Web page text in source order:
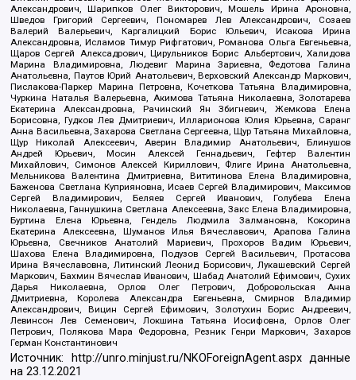
Александрович, Шарипков Олег Викторович, Мошель Ирина Ароновна,
Шведов Григорий Сергеевич, Пономарев Лев Александрович, Созаев
Валерий Валерьевич, Каргалицкий Борис Юльевич, Исакова Ирина
Александровна, Исламов Тимур Рифгатович, Романова Ольга Евгеньевна,
Щаров Сергей Алексадрович, Цирульников Борис Альбертович, Халидова
Марина Владимировна, Людевиг Марина Зариевна, Федотова Галина
Анатольевна, Паутов Юрий Анатольевич, Верховский Александр Маркович,
Пислакова-Паркер Марина Петровна, Кочеткова Татьяна Владимировна,
Чуркина Наталья Валерьевна, Акимова Татьяна Николаевна, Золотарева
Екатерина Александровна, Рачинский Ян Збигневич, Жемкова Елена
Борисовна, Гудков Лев Дмитриевич, Илларионова Юлия Юрьевна, Саранг
Анна Васильевна, Захарова Светлана Сергеевна, Щур Татьяна Михайловна,
Щур Николай Алексеевич, Аверин Владимир Анатольевич, Блинушов
Андрей Юрьевич, Мосин Алексей Геннадьевич, Гефтер Валентин
Михайлович, Симонов Алексей Кириллович, Флиге Ирина Анатольевна,
Мельникова Валентина Дмитриевна, Вититинова Елена Владимировна,
Баженова Светлана Куприяновна, Исаев Сергей Владимирович, Максимов
Сергей Владимирович, Беляев Сергей Иванович, Голубева Елена
Николаевна, Ганнушкина Светлана Алексеевна, Закс Елена Владимировна,
Буртина Елена Юрьевна, Гендель Людмила Залмановна, Кокорина
Екатерина Алексеевна, Шуманов Илья Вячеславович, Арапова Галина
Юрьевна, Свечников Анатолий Мариевич, Прохоров Вадим Юрьевич,
Шахова Елена Владимировна, Подузов Сергей Васильевич, Протасова
Ирина Вячеславовна, Литинский Леонид Борисович, Лукашевский Сергей
Маркович, Бахмин Вячеслав Иванович, Шабад Анатолий Ефимович, Сухих
Дарья Николаевна, Орлов Олег Петрович, Добровольская Анна
Дмитриевна, Королева Александра Евгеньевна, Смирнов Владимир
Александрович, Вицин Сергей Ефимович, Золотухин Борис Андреевич,
Левинсон Лев Семенович, Локшина Татьяна Иосифовна, Орлов Олег
Петрович, Полякова Мара Федоровна, Резник Генри Маркович, Захаров
Герман Константинович
Источник: http://unro.minjust.ru/NKOForeignAgent.aspxданные
на23.12.2021